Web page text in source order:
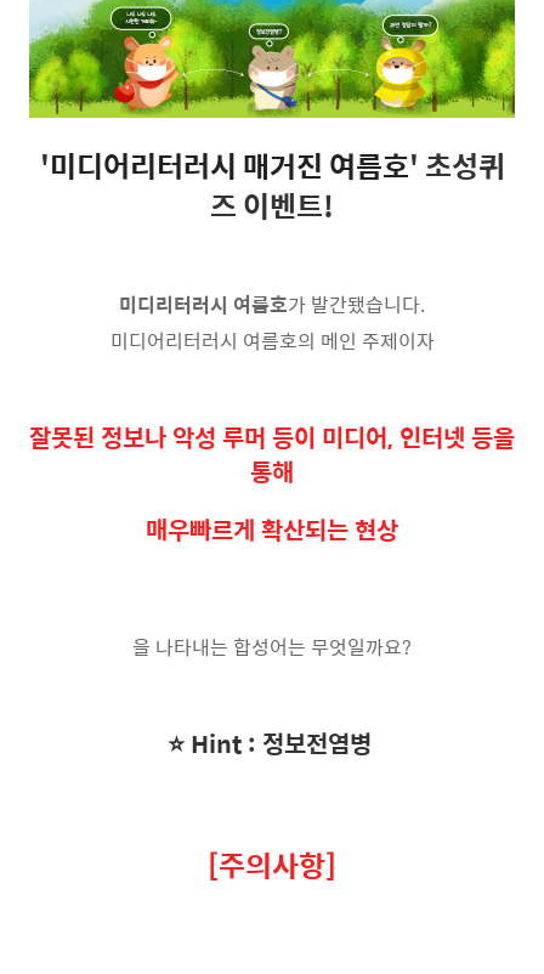
'미디어리터러시 매거진 여름호' 초성퀴
즈 이벤트!
미디리터러시 여름호가 발간됐습니다.
미디어리터러시 여름호의 메인 주제이자
잘못된 정보나 악성 루머 등이 미디어, 인터넷 등을
통해
매우빠르게 확산되는 현상
을 나타내는 합성어는 무엇일까요?
⭐️ Hint : 정보전염병
[주의사항]